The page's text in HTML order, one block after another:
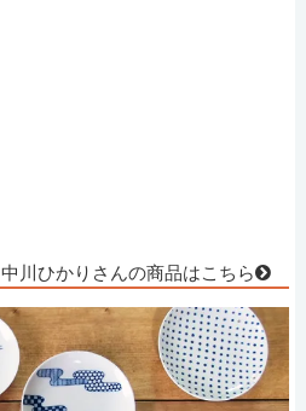
中川ひかりさんの商品はこちら